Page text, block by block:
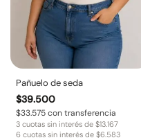
Pañuelo de seda
$39.500
$33.575con transferencia
3 cuotas sin interés de $13.167
6 cuotas sin interés de $6.583